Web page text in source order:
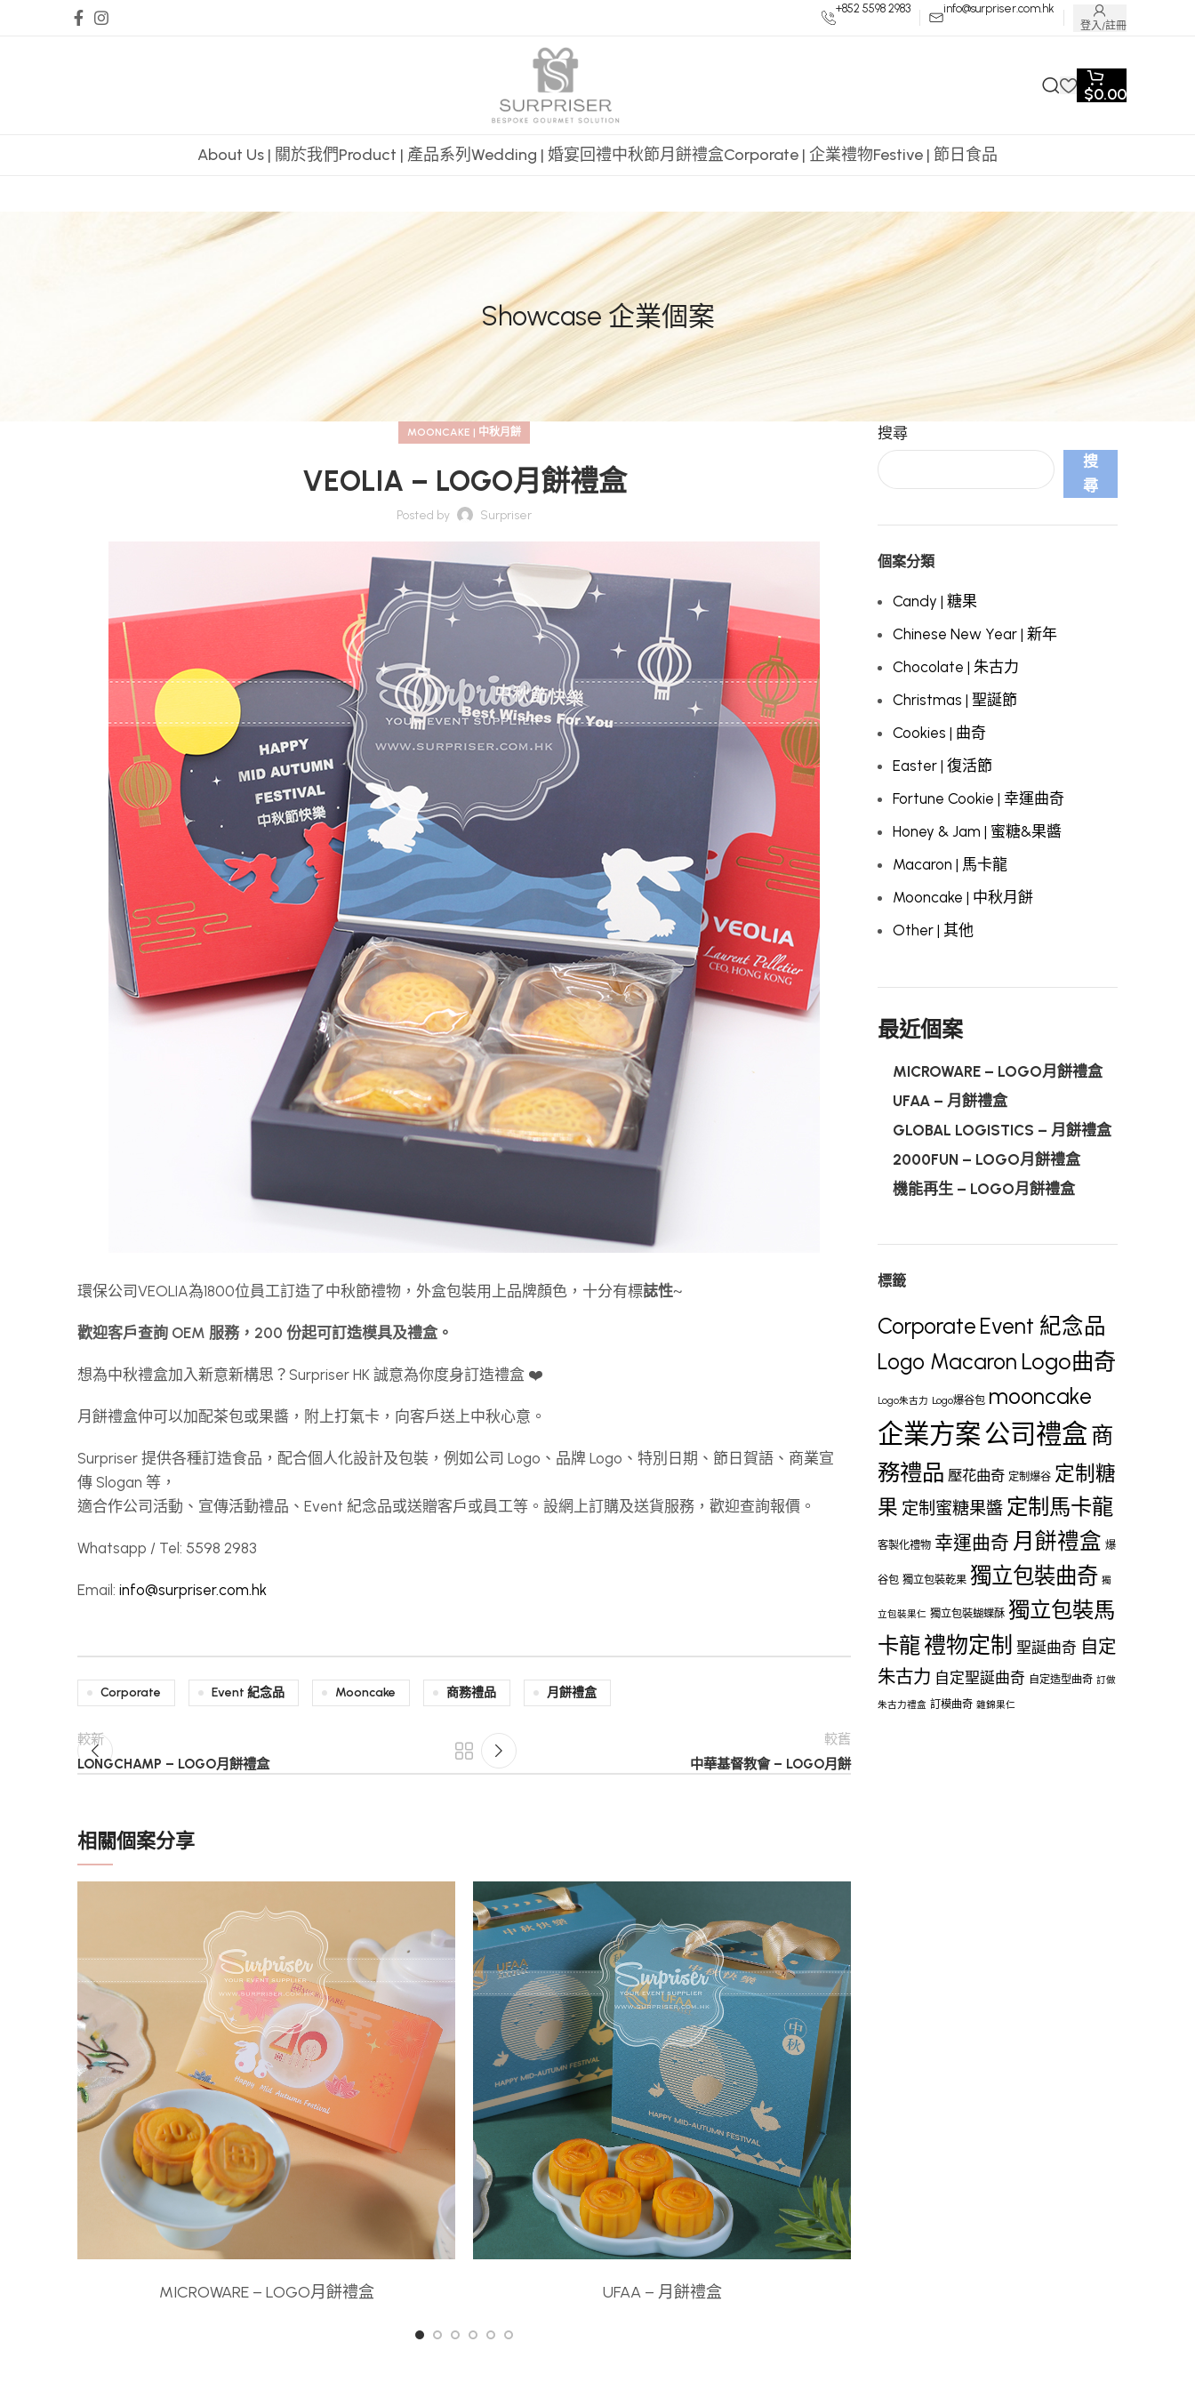
+852 5598 2983 info@surpriser.com.hk
登入/註冊
$0.00
About Us | 關於我們Product | 產品系列 Wedding | 婚宴回禮中秋節月餅禮盒Corporate | 企業禮物Festive | 節日食品
Showcase 企業個案
MOONCAKE | 中秋月餅
VEOLIA – LOGO月餅禮盒
Posted by Surpriser
環保公司VEOLIA為1800位員工訂造了中秋節禮物，外盒包裝用上品牌顏色，十分有標誌性~
歡迎客戶查詢 OEM 服務，200 份起可訂造模具及禮盒。
想為中秋禮盒加入新意新構思？Surpriser HK 誠意為你度身訂造禮盒 ❤️
月餅禮盒仲可以加配茶包或果醬，附上打氣卡，向客戶送上中秋心意。
Surpriser 提供各種訂造食品，配合個人化設計及包裝，例如公司 Logo、品牌 Logo、特別日期、節日賀語、商業宣
傳 Slogan 等，
適合作公司活動、宣傳活動禮品、Event 紀念品或送贈客戶或員工等。設網上訂購及送貨服務，歡迎查詢報價。
Whatsapp / Tel: 5598 2983
Email: info@surpriser.com.hk
Corporate Event 紀念品 Mooncake 商務禮品 月餅禮盒
較新
LONGCHAMP – LOGO月餅禮盒
較舊
中華基督教會 – LOGO月餅
相關個案分享
MICROWARE – LOGO月餅禮盒 UFAA – 月餅禮盒
搜尋
搜
尋
個案分類
Candy | 糖果
Chinese New Year | 新年
Chocolate | 朱古力
Christmas | 聖誕節
Cookies | 曲奇
Easter | 復活節
Fortune Cookie | 幸運曲奇
Honey & Jam | 蜜糖&果醬
Macaron | 馬卡龍
Mooncake | 中秋月餅
Other | 其他
最近個案
MICROWARE – LOGO月餅禮盒
UFAA – 月餅禮盒
GLOBAL LOGISTICS – 月餅禮盒
2000FUN – LOGO月餅禮盒
機能再生 – LOGO月餅禮盒
標籤
Corporate Event 紀念品
Logo Macaron Logo曲奇
Logo朱古力 Logo爆谷包 mooncake
企業方案公司禮盒商
務禮品 壓花曲奇 定制爆谷 定制糖
果 定制蜜糖果醬 定制馬卡龍
客製化禮物 幸運曲奇 月餅禮盒 爆
谷包 獨立包裝乾果 獨立包裝曲奇 獨
立包裝果仁 獨立包裝蝴蝶酥 獨立包裝馬
卡龍禮物定制 聖誕曲奇 自定
朱古力 自定聖誕曲奇 自定造型曲奇 訂做
朱古力禮盒 訂模曲奇 雜錦果仁